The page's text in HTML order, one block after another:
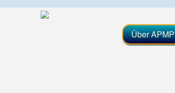
Über APMP